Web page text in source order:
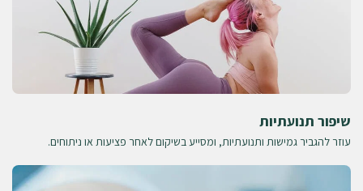
שיפור תנועתיות
עוזר להגביר גמישות ותנועתיות, ומסייע בשיקום לאחר פציעות או ניתוחים.